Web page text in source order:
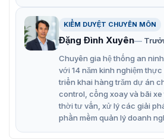
độ ồn và tăng hiệu suất mô-men
hoạt động ổn định trong mọi điều
năng điều khiển thông minh giúp
giúp barrier hoạt động linh hoạt,
Các tính năng hỗ trợ an toàn
Hỗ trợ mở bằng tay: Trong
có thể xoay tay lái để giữ cổng
KIỂM DUYỆT CHUYÊN MÔN
Đặng Đình Xuyên
Chuyên gia hệ thống an
với 14 năm kinh nghiệm
triển khai hàng trăm dự án
control, cổng xoay và bãi xe
thời tư vấn, xử lý các giải
phần mềm quản lý doanh